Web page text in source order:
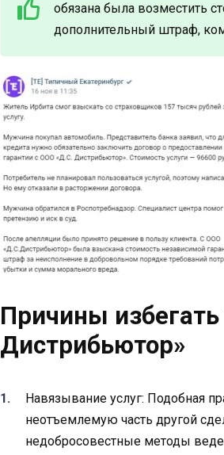
обязана была возместить
дополнительный штраф,
Причины
Дистрибьютор»
Навязывание услуг: Подобная
неотъемлемую часть другой
недобросовестные методы